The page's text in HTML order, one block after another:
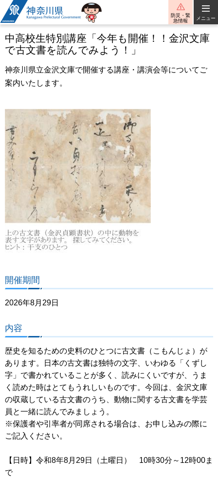
神奈川県
防災・緊
急情報
メニュー
中高校生特別講座「今年も開催！！金沢文庫
で古文書を読んでみよう！」
神奈川県立金沢文庫で開催する講座・講演会等についてご
案内いたします。
開催期間
2026年8月29日
内容
歴史を知るための史料のひとつに古文書（こもんじょ）が
あります。日本の古文書は独特の文字、いわゆる「くずし
字」で書かれていることが多く、読みにくいですが、うま
く読めた時はとてもうれしいものです。今回は、金沢文庫
の収蔵している古文書のうち、動物に関する古文書を学芸
員と一緒に読んでみましょう。
※保護者や引率者が同席される場合は、お申し込みの際に
ご記入ください。
【日時】令和8年8月29日（土曜日） 10時30分～12時00ま
で